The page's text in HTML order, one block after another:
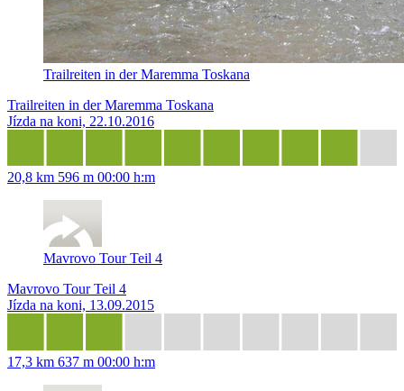
Trailreiten in der Maremma Toskana
Trailreiten in der Maremma Toskana
Jízda na koni, 22.10.2016
20,8 km 596 m 00:00 h:m
Mavrovo Tour Teil 4
Mavrovo Tour Teil 4
Jízda na koni, 13.09.2015
17,3 km 637 m 00:00 h:m